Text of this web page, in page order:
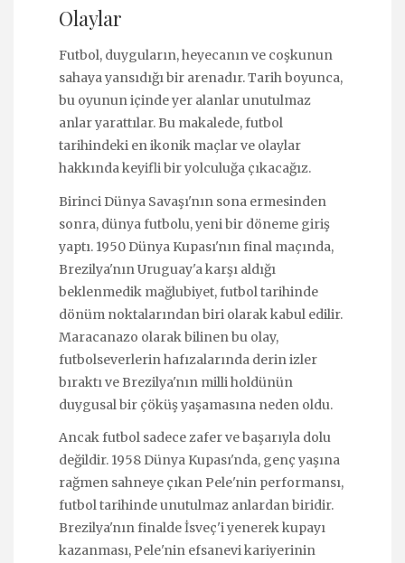
Olaylar
Futbol, duyguların, heyecanın ve coşkunun
sahaya yansıdığı bir arenadır. Tarih boyunca,
bu oyunun içinde yer alanlar unutulmaz
anlar yarattılar. Bu makalede, futbol
tarihindeki en ikonik maçlar ve olaylar
hakkında keyifli bir yolculuğa çıkacağız.
Birinci Dünya Savaşı'nın sona ermesinden
sonra, dünya futbolu, yeni bir döneme giriş
yaptı. 1950 Dünya Kupası'nın final maçında,
Brezilya'nın Uruguay'a karşı aldığı
beklenmedik mağlubiyet, futbol tarihinde
dönüm noktalarından biri olarak kabul edilir.
Maracanazo olarak bilinen bu olay,
futbolseverlerin hafızalarında derin izler
bıraktı ve Brezilya'nın milli holdünün
duygusal bir çöküş yaşamasına neden oldu.
Ancak futbol sadece zafer ve başarıyla dolu
değildir. 1958 Dünya Kupası'nda, genç yaşına
rağmen sahneye çıkan Pele'nin performansı,
futbol tarihinde unutulmaz anlardan biridir.
Brezilya'nın finalde İsveç'i yenerek kupayı
kazanması, Pele'nin efsanevi kariyerinin